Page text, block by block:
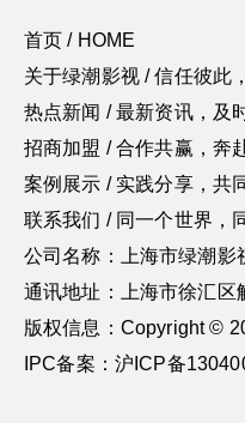
首页 / HOME
关于绿潮影视 / 信任彼此
热点新闻 / 最新资讯，及
招商加盟 / 合作共赢，奔
案例展示 / 实践分享，共
联系我们 / 同一个世界，
公司名称：上海市绿潮影
通讯地址：上海市徐汇区
版权信息：Copyright ©
IPC备案：沪ICP备